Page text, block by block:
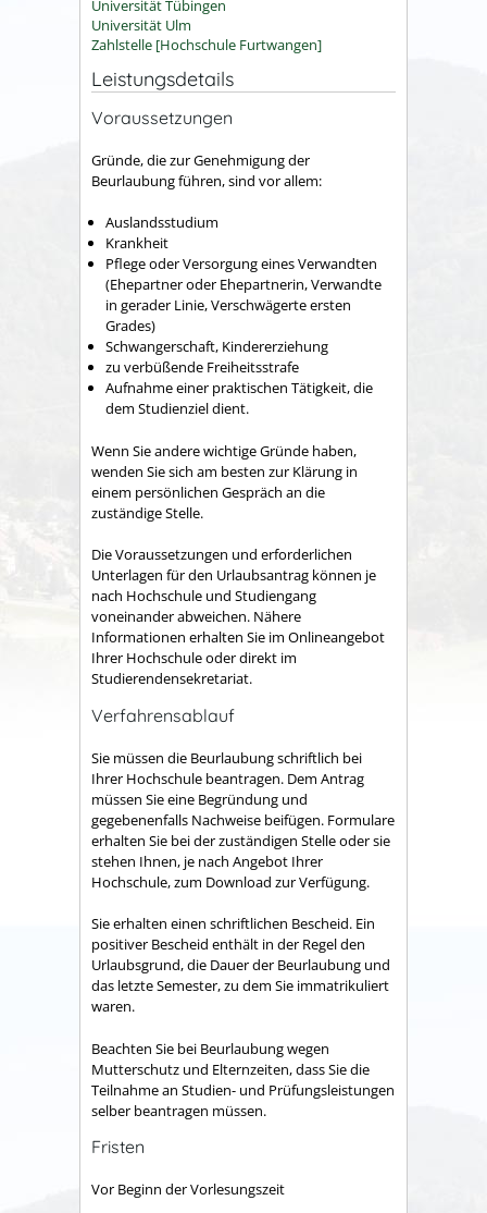
Universität Tübingen
Universität Ulm
Zahlstelle [Hochschule Furtwangen]
Leistungsdetails
Voraussetzungen
Gründe, die zur Genehmigung der
Beurlaubung führen, sind vor allem:
Auslandsstudium
Krankheit
Pflege oder Versorgung eines Verwandten
(Ehepartner oder Ehepartnerin, Verwandte
in gerader Linie, Verschwägerte ersten
Grades)
Schwangerschaft, Kindererziehung
zu verbüßende Freiheitsstrafe
Aufnahme einer praktischen Tätigkeit, die
dem Studienziel dient.
Wenn Sie andere wichtige Gründe haben,
wenden Sie sich am besten zur Klärung in
einem persönlichen Gespräch an die
zuständige Stelle.
Die Voraussetzungen und erforderlichen
Unterlagen für den Urlaubsantrag können je
nach Hochschule und Studiengang
voneinander abweichen. Nähere
Informationen erhalten Sie im Onlineangebot
Ihrer Hochschule oder direkt im
Studierendensekretariat.
Verfahrensablauf
Sie müssen die Beurlaubung schriftlich bei
Ihrer Hochschule beantragen. Dem Antrag
müssen Sie eine Begründung und
gegebenenfalls Nachweise beifügen. Formulare
erhalten Sie bei der zuständigen Stelle oder sie
stehen Ihnen, je nach Angebot Ihrer
Hochschule, zum Download zur Verfügung.
Sie erhalten einen schriftlichen Bescheid. Ein
positiver Bescheid enthält in der Regel den
Urlaubsgrund, die Dauer der Beurlaubung und
das letzte Semester, zu dem Sie immatrikuliert
waren.
Beachten Sie bei Beurlaubung wegen
Mutterschutz und Elternzeiten, dass Sie die
Teilnahme an Studien- und Prüfungsleistungen
selber beantragen müssen.
Fristen
Vor Beginn der Vorlesungszeit